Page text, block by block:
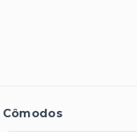
Cômodos